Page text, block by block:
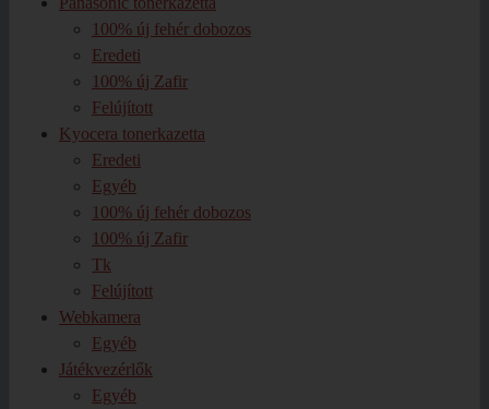
100% új fehér dobozos
Eredeti
100% új Zafir
Felújított
Kyocera tonerkazetta
Eredeti
Egyéb
100% új fehér dobozos
100% új Zafir
Tk
Felújított
Webkamera
Egyéb
Játékvezérlők
Egyéb